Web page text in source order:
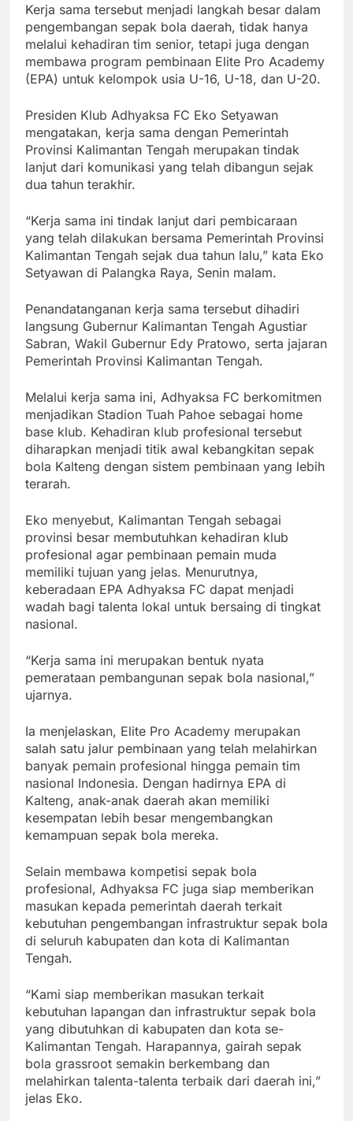
Kerja sama tersebut menjadi langkah besar dalam
pengembangan sepak bola daerah, tidak hanya
melalui kehadiran tim senior, tetapi juga dengan
membawa program pembinaan Elite Pro Academy
(EPA) untuk kelompok usia U-16, U-18, dan U-20.
Presiden Klub Adhyaksa FC Eko Setyawan
mengatakan, kerja sama dengan Pemerintah
Provinsi Kalimantan Tengah merupakan tindak
lanjut dari komunikasi yang telah dibangun sejak
dua tahun terakhir.
“Kerja sama ini tindak lanjut dari pembicaraan
yang telah dilakukan bersama Pemerintah Provinsi
Kalimantan Tengah sejak dua tahun lalu,” kata Eko
Setyawan di Palangka Raya, Senin malam.
Penandatanganan kerja sama tersebut dihadiri
langsung Gubernur Kalimantan Tengah Agustiar
Sabran, Wakil Gubernur Edy Pratowo, serta jajaran
Pemerintah Provinsi Kalimantan Tengah.
Melalui kerja sama ini, Adhyaksa FC berkomitmen
menjadikan Stadion Tuah Pahoe sebagai home
base klub. Kehadiran klub profesional tersebut
diharapkan menjadi titik awal kebangkitan sepak
bola Kalteng dengan sistem pembinaan yang lebih
terarah.
Eko menyebut, Kalimantan Tengah sebagai
provinsi besar membutuhkan kehadiran klub
profesional agar pembinaan pemain muda
memiliki tujuan yang jelas. Menurutnya,
keberadaan EPA Adhyaksa FC dapat menjadi
wadah bagi talenta lokal untuk bersaing di tingkat
nasional.
“Kerja sama ini merupakan bentuk nyata
pemerataan pembangunan sepak bola nasional,”
ujarnya.
Ia menjelaskan, Elite Pro Academy merupakan
salah satu jalur pembinaan yang telah melahirkan
banyak pemain profesional hingga pemain tim
nasional Indonesia. Dengan hadirnya EPA di
Kalteng, anak-anak daerah akan memiliki
kesempatan lebih besar mengembangkan
kemampuan sepak bola mereka.
Selain membawa kompetisi sepak bola
profesional, Adhyaksa FC juga siap memberikan
masukan kepada pemerintah daerah terkait
kebutuhan pengembangan infrastruktur sepak bola
di seluruh kabupaten dan kota di Kalimantan
Tengah.
“Kami siap memberikan masukan terkait
kebutuhan lapangan dan infrastruktur sepak bola
yang dibutuhkan di kabupaten dan kota se-
Kalimantan Tengah. Harapannya, gairah sepak
bola grassroot semakin berkembang dan
melahirkan talenta-talenta terbaik dari daerah ini,”
jelas Eko.